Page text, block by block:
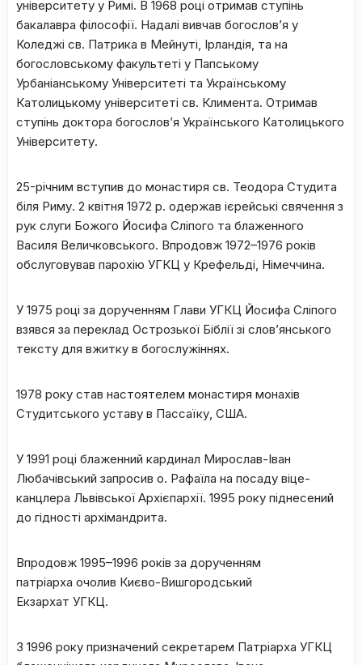
університету у Римі. В 1968 році отримав ступінь
бакалавра філософії. Надалі вивчав богослов’я у
Коледжі св. Патрика в Мейнуті, Ірландія, та на
богословському факультеті у Папському
Урбаніанському Університеті та Українському
Католицькому університеті св. Климента. Отримав
ступінь доктора богослов’я Українського Католицького
Університету.
25-річним вступив до монастиря св. Теодора Студита
біля Риму. 2 квітня 1972 р. одержав ієрейські свячення з
рук слуги Божого Йосифа Сліпого та блаженного
Василя Величковського. Впродовж 1972–1976 років
обслуговував парохію УГКЦ у Крефельді, Німеччина.
У 1975 році за дорученням Глави УГКЦ Йосифа Сліпого
взявся за переклад Острозької Біблії зі слов’янського
тексту для вжитку в богослужіннях.
1978 року став настоятелем монастиря монахів
Студитського уставу в Пассаїку, США.
У 1991 році блаженний кардинал Мирослав-Іван
Любачівський запросив о. Рафаїла на посаду віце-
канцлера Львівської Архієпархії. 1995 року піднесений
до гідності архімандрита.
Впродовж 1995–1996 років за дорученням
патріарха очолив Києво-Вишгородський
Екзархат УГКЦ.
З 1996 року призначений секретарем Патріарха УГКЦ